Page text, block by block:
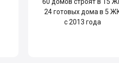
24готовых дома в 5
с 2013 года